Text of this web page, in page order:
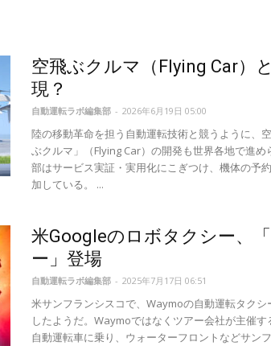
動
空飛ぶクルマ（Flying Car）
現？
自動運転ラボ編集部 - 2026年6月19日 05:00
陸の移動革命を担う自動運転技術と競うように、
ぶクルマ」（Flying Car）の開発も世界各地で進
部はサービス実証・実用化にこぎつけ、機体の予
加している。 ...
米Googleのロボタクシー、
ー」登場
自動運転ラボ編集部 - 2025年7月17日 06:51
米サンフランシスコで、Waymoの自動運転タク
したようだ。Waymoではなくツアー会社が主催
自動運転車に乗り、ウォーターフロントなどサン